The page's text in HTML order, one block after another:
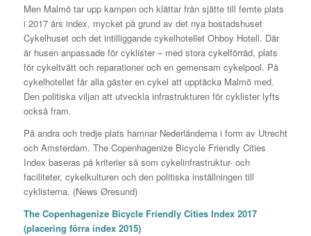
Men Malmö tar upp kampen och klättar från sjätte till femte plats
i 2017 års index, mycket på grund av det nya bostadshuset
Cykelhuset och det intilliggande cykelhotellet Ohboy Hotell. Där
är husen anpassade för cyklister – med stora cykelförråd, plats
för cykeltvätt och reparationer och en gemensam cykelpool. På
cykelhotellet får alla gäster en cykel att upptäcka Malmö med.
Den politiska viljan att utveckla infrastrukturen för cyklister lyfts
också fram.
På andra och tredje plats hamnar Nederländerna i form av Utrecht
och Amsterdam. The Copenhagenize Bicycle Friendly Cities
Index baseras på kriterier så som cykelinfrastruktur- och
faciliteter, cykelkulturen och den politiska inställningen till
cyklisterna. (News Øresund)
The Copenhagenize Bicycle Friendly Cities Index 2017
(placering förra index 2015)